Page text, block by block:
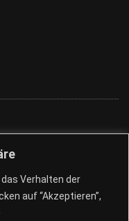
Verhalten der
auf “Akzeptieren”,